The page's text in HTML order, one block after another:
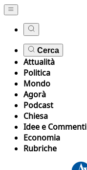
Cerca
Attualità
Politica
Mondo
Agorà
Podcast
Chiesa
Idee e Commenti
Economia
Rubriche